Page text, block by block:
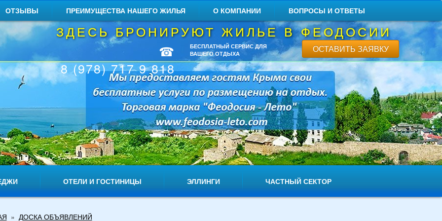
ОТЗЫВЫ ПРЕИМУЩЕСТВА НАШЕГО ЖИЛЬЯ О КОМПАНИИ ВОПРОСЫ И ОТВЕТЫ
ЗДЕСЬ БРОНИРУЮТ ЖИЛЬЕ В ФЕОДОСИИ
☎
8 (978) 717 9 818
БЕСПЛАТНЫЙ СЕРВИС ДЛЯ
ВАШЕГО ОТДЫХА
ОСТАВИТЬ ЗАЯВКУ
ОТЕЛИ И ГОСТИНИЦЫ ЭЛЛИНГИ ЧАСТНЫЙ СЕКТОР
» ДОСКА ОБЪЯВЛЕНИЙ